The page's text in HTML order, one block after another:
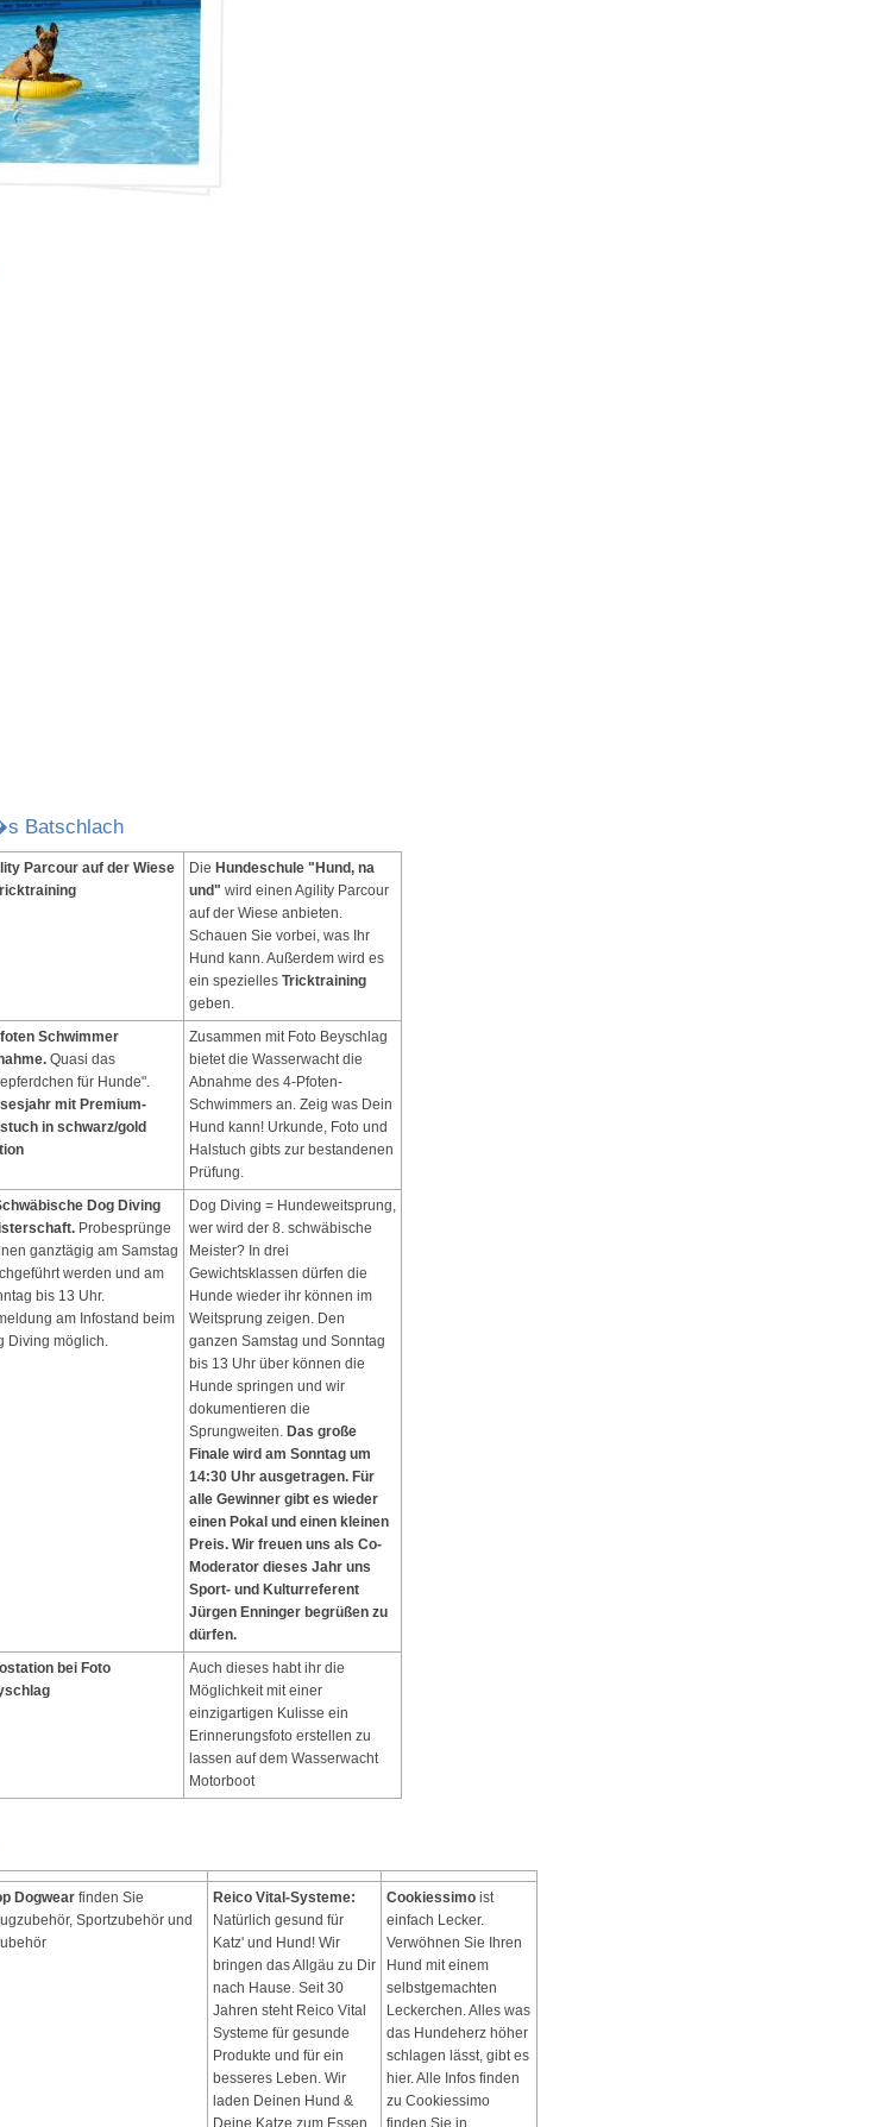
Batschlach
Parcour auf der Wiese
Die Hundeschule "Hund, na
und" wird einen Agility Parcour
auf der Wiese anbieten.
Schauen Sie vorbei, was Ihr
Hund kann. Außerdem wird es
ein spezielles Tricktraining
geben.
Schwimmer
Quasi das
für Hunde".
mit Premium-
in schwarz/gold
Zusammen mit Foto Beyschlag
bietet die Wasserwacht die
Abnahme des 4-Pfoten-
Schwimmers an. Zeig was Dein
Hund kann! Urkunde, Foto und
Halstuch gibts zur bestandenen
Prüfung.
Dog Diving
Probesprünge
ganztägig am Samstag
werden und am
bis 13 Uhr.
am Infostand beim
Diving möglich.
Dog Diving = Hundeweitsprung,
wer wird der 8. schwäbische
Meister? In drei
Gewichtsklassen dürfen die
Hunde wieder ihr können im
Weitsprung zeigen. Den
ganzen Samstag und Sonntag
bis 13 Uhr über können die
Hunde springen und wir
dokumentieren die
Sprungweiten. Das große
Finale wird am Sonntag um
14:30 Uhr ausgetragen. Für
alle Gewinner gibt es wieder
einen Pokal und einen kleinen
Preis. Wir freuen uns als Co-
Moderator dieses Jahr uns
Sport- und Kulturreferent
Jürgen Enninger begrüßen zu
dürfen.
bei Foto
Auch dieses habt ihr die
Möglichkeit mit einer
einzigartigen Kulisse ein
Erinnerungsfoto erstellen zu
lassen auf dem Wasserwacht
Motorboot
Dogwear finden Sie
Sportzubehör und
Reico Vital-Systeme:
Natürlich gesund für
Katz' und Hund! Wir
bringen das Allgäu zu Dir
nach Hause. Seit 30
Jahren steht Reico Vital
Systeme für gesunde
Produkte und für ein
besseres Leben. Wir
laden Deinen Hund &
Deine Katze zum Essen
Cookiessimo ist
einfach Lecker.
Verwöhnen Sie Ihren
Hund mit einem
selbstgemachten
Leckerchen. Alles was
das Hundeherz höher
schlagen lässt, gibt es
hier. Alle Infos finden
zu Cookiessimo
finden Sie in